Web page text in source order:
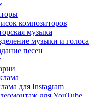
композиторов
музыка
музыки и голоса
песен
для Instagram